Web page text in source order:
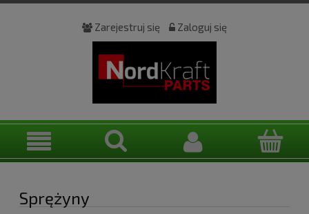
Zarejestruj się Zaloguj się
Sprężyny